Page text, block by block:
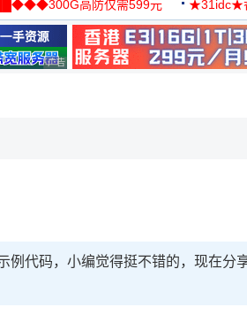
高防仅需599元
★31idc★
用◆
广告 商业广告，理性选择
代码，小编觉得挺不错的，现在分